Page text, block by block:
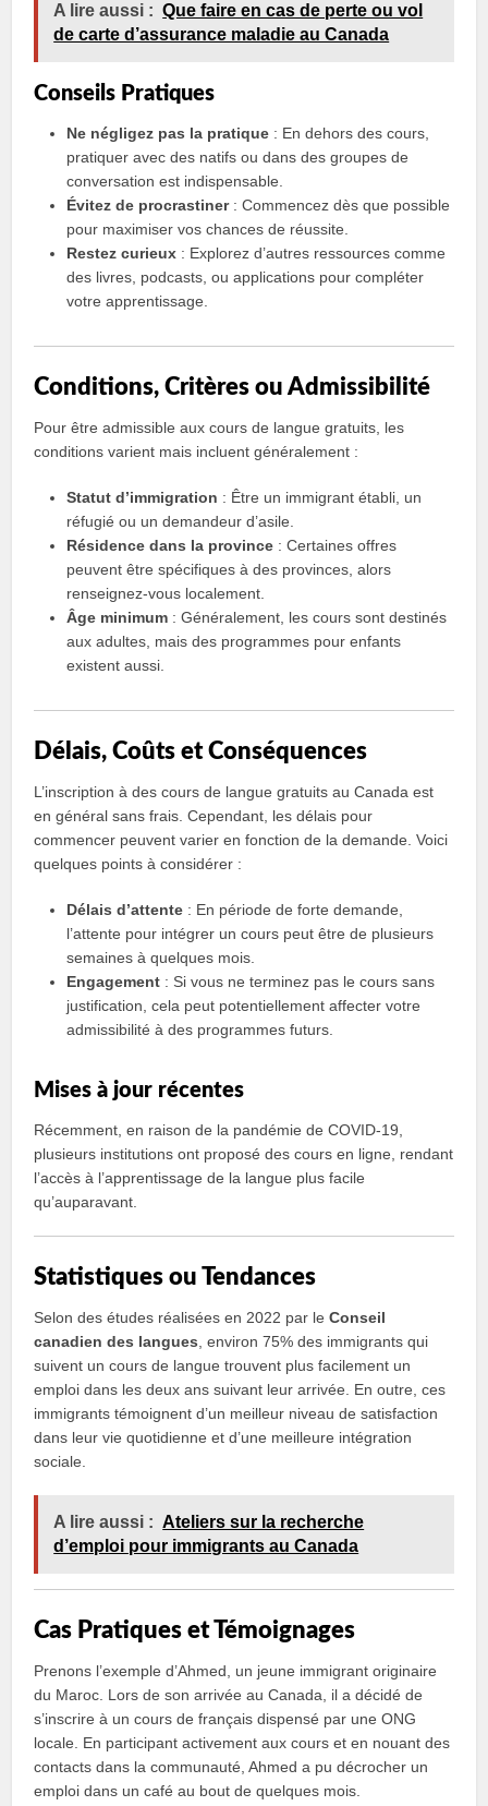
A lire aussi : Que faire en cas de perte ou vol
de carte d’assurance maladie au Canada
Conseils Pratiques
Ne négligez pas la pratique : En dehors des cours,
pratiquer avec des natifs ou dans des groupes de
conversation est indispensable.
Évitez de procrastiner: Commencez dès que possible
pour maximiser vos chances de réussite.
Restez curieux : Explorez d’autres ressources comme
des livres, podcasts, ou applications pour compléter
votre apprentissage.
Conditions, Critères ou Admissibilité
Pour être admissible aux cours de langue gratuits, les
conditions varient mais incluent généralement :
Statut d’immigration : Être un immigrant établi, un
réfugié ou un demandeur d’asile.
Résidence dans la province : Certaines offres
peuvent être spécifiques à des provinces, alors
renseignez-vous localement.
Âge minimum : Généralement, les cours sont destinés
aux adultes, mais des programmes pour enfants
existent aussi.
Délais, Coûts et Conséquences
L’inscription à des cours de langue gratuits au Canada est
en général sans frais. Cependant, les délais pour
commencer peuvent varier en fonction de la demande. Voici
quelques points à considérer :
Délais d’attente : En période de forte demande,
l’attente pour intégrer un cours peut être de plusieurs
semaines à quelques mois.
Engagement : Si vous ne terminez pas le cours sans
justification, cela peut potentiellement affecter votre
admissibilité à des programmes futurs.
Mises à jour récentes
Récemment, en raison de la pandémie de COVID-19,
plusieurs institutions ont proposé des cours en ligne, rendant
l’accès à l’apprentissage de la langue plus facile
qu’auparavant.
Statistiques ou Tendances
Selon des études réalisées en 2022 par leConseil
canadien des langues , environ 75% des immigrants qui
suivent un cours de langue trouvent plus facilement un
emploi dans les deux ans suivant leur arrivée. En outre, ces
immigrants témoignent d’un meilleur niveau de satisfaction
dans leur vie quotidienne et d’une meilleure intégration
sociale.
A lire aussi : Ateliers sur la recherche
d’emploi pour immigrants au Canada
Cas Pratiques et Témoignages
Prenons l’exemple d’Ahmed, un jeune immigrant originaire
du Maroc. Lors de son arrivée au Canada, il a décidé de
s’inscrire à un cours de français dispensé par une ONG
locale. En participant activement aux cours et en nouant des
contacts dans la communauté, Ahmed a pu décrocher un
emploi dans un café au bout de quelques mois.